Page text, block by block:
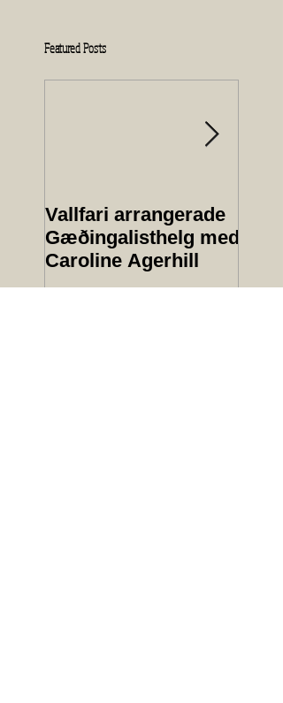
Featured Posts
Vallfari arrangerade
Gæðingalisthelg med
Caroline Agerhill